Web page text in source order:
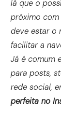
lá que o
próximo
deve estar o
facilitar a
Já é comum
para posts,
rede social,
perfeita no